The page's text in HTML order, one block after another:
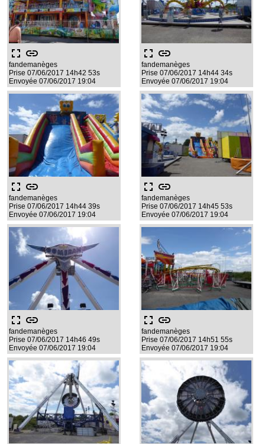
fullscreen link
fandemanèges
Prise 07/06/2017 14h42 53s
Envoyée 07/06/2017 19:04
fullscreen link
fandemanèges
Prise 07/06/2017 14h44 34s
Envoyée 07/06/2017 19:04
fullscreen link
fandemanèges
Prise 07/06/2017 14h44 39s
Envoyée 07/06/2017 19:04
fullscreen link
fandemanèges
Prise 07/06/2017 14h45 53s
Envoyée 07/06/2017 19:04
fullscreen link
fandemanèges
Prise 07/06/2017 14h46 49s
Envoyée 07/06/2017 19:04
fullscreen link
fandemanèges
Prise 07/06/2017 14h51 55s
Envoyée 07/06/2017 19:04